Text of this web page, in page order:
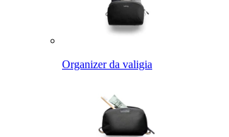
Organizer da valigia